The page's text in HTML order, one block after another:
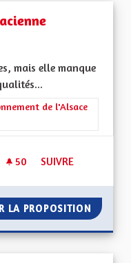
mais elle manque
: La Culture, l'Education et
de l'Alsace
50 50 ABONNÉS
SUIVRE
LA PROPOSITION LE